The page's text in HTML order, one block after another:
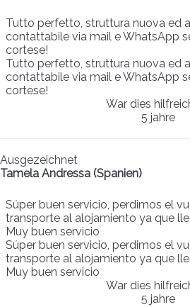
Tutto perfetto, struttura nuova ed
contattabile via mail e WhatsApp
cortese!
Tutto perfetto, struttura nuova ed
contattabile via mail e WhatsApp
cortese!
War dies
5 jahre
Ausgezeichnet
Tamela Andressa (Spanien)
Súper buen servicio, perdimos el
transporte al alojamiento ya que
Muy buen servicio
Súper buen servicio, perdimos el
transporte al alojamiento ya que
Muy buen servicio
War dies
5 jahre